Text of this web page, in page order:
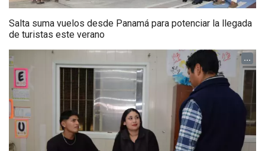
Salta suma vuelos desde Panamá para potenciar la llegada
de turistas este verano
...